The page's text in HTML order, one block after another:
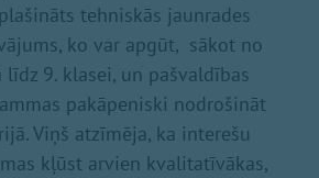
tehniskās jaunrades
ko var apgūt, sākot no
līdz 9. klasei, un pašvaldības
pakāpeniski nodrošināt
Viņš atzīmēja, ka interešu
kļūst arvien kvalitatīvākas,